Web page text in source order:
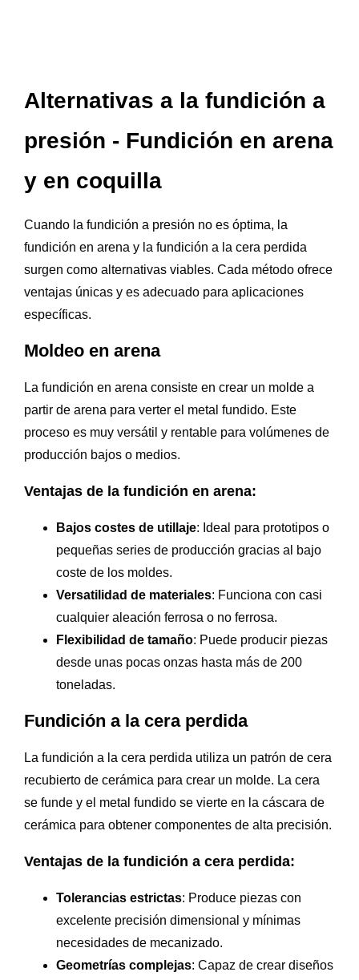
Alternativas a la fundición a
presión - Fundición en arena
y en coquilla
Cuando la fundición a presión no es óptima, la
fundición en arena y la fundición a la cera perdida
surgen como alternativas viables. Cada método ofrece
ventajas únicas y es adecuado para aplicaciones
específicas.
Moldeo en arena
La fundición en arena consiste en crear un molde a
partir de arena para verter el metal fundido. Este
proceso es muy versátil y rentable para volúmenes de
producción bajos o medios.
Ventajas de la fundición en arena:
Bajos costes de utillaje: Ideal para prototipos o
pequeñas series de producción gracias al bajo
coste de los moldes.
Versatilidad de materiales: Funciona con casi
cualquier aleación ferrosa o no ferrosa.
Flexibilidad de tamaño: Puede producir piezas
desde unas pocas onzas hasta más de 200
toneladas.
Fundición a la cera perdida
La fundición a la cera perdida utiliza un patrón de cera
recubierto de cerámica para crear un molde. La cera
se funde y el metal fundido se vierte en la cáscara de
cerámica para obtener componentes de alta precisión.
Ventajas de la fundición a cera perdida:
Tolerancias estrictas: Produce piezas con
excelente precisión dimensional y mínimas
necesidades de mecanizado.
Geometrías complejas: Capaz de crear diseños